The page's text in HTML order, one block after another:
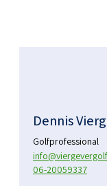
Dennis
Golfprofessional
06-20059337